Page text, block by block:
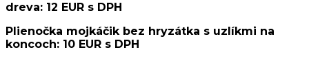
dreva: 12 EUR s DPH
Plienočka mojkáčik bez hryzátka s uzlíkmi na
koncoch: 10 EUR s DPH